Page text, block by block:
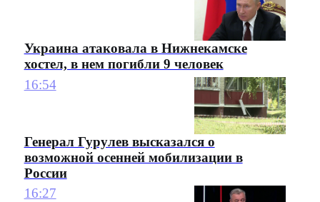
Украина атаковала в Нижнекамске
хостел, в нем погибли 9 человек
16:54
Генерал Гурулев высказался о
возможной осенней мобилизации в
России
16:27